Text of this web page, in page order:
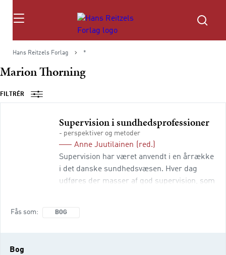
Søg
Hans Reitzels Forlag *
Marion Thorning
FILTRÉR
Supervision i sundhedsprofessioner
- perspektiver og metoder
Anne Juutilainen
(red.)
Supervision har været anvendt i en årrække
i det danske sundhedsvæsen. Hver dag
udføres der masser af god supervision, som
Fås som BOG
Bog